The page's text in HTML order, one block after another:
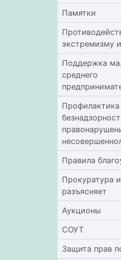
Памятки
экстремизму
Поддержка
среднего
Профилактика
Правила
Прокуратура
разъясняет
Аукционы
СОУТ
Защита прав